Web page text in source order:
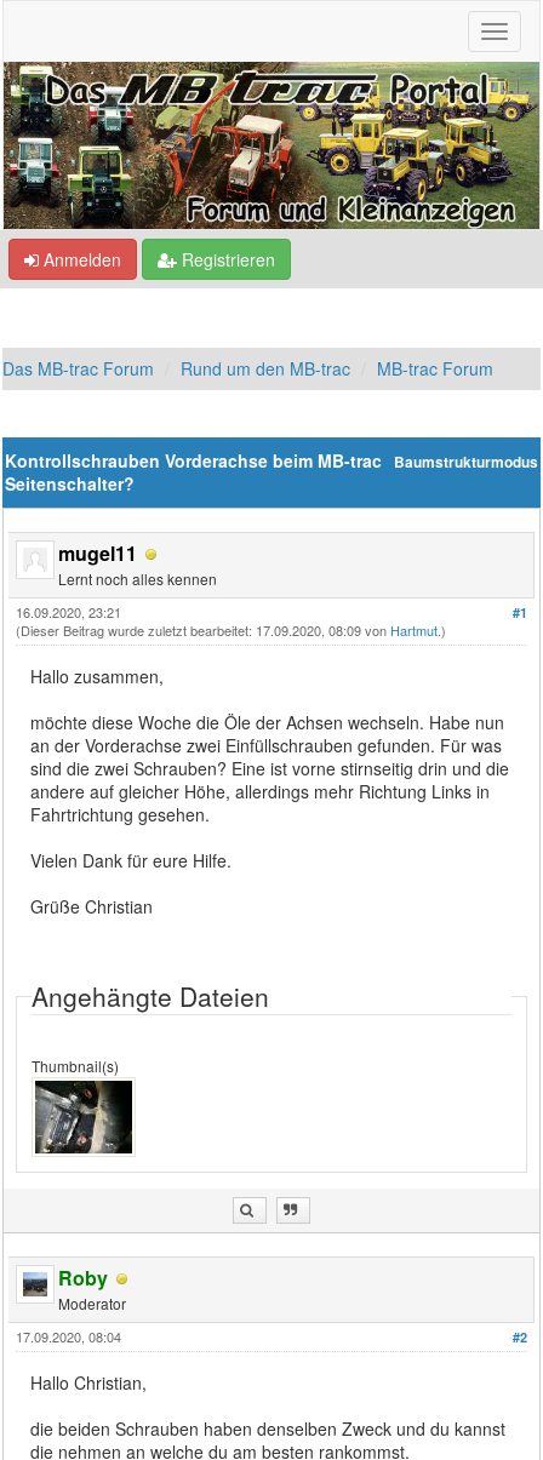
Anmelden Registrieren
Das MB-trac Forum Rund um den MB-trac MB-trac Forum
Baumstrukturmodus
Kontrollschrauben Vorderachse beim MB-trac
Seitenschalter?
mugel11
Lernt noch alles kennen
#1
16.09.2020, 23:21
(Dieser Beitrag wurde zuletzt bearbeitet: 17.09.2020, 08:09 von Hartmut.)
Hallo zusammen,
möchte diese Woche die Öle der Achsen wechseln. Habe nun
an der Vorderachse zwei Einfüllschrauben gefunden. Für was
sind die zwei Schrauben? Eine ist vorne stirnseitig drin und die
andere auf gleicher Höhe, allerdings mehr Richtung Links in
Fahrtrichtung gesehen.
Vielen Dank für eure Hilfe.
Grüße Christian
Angehängte Dateien
Thumbnail(s)
Roby
Moderator
#2
17.09.2020, 08:04
Hallo Christian,
die beiden Schrauben haben denselben Zweck und du kannst
die nehmen an welche du am besten rankommst.